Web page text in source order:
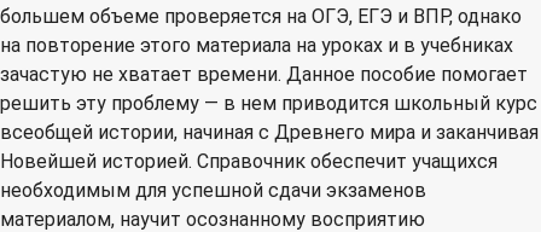
большем объеме проверяется на ОГЭ, ЕГЭ и ВПР, однако
на повторение этого материала на уроках и в учебниках
зачастую не хватает времени. Данное пособие помогает
решить эту проблему — в нем приводится школьный курс
всеобщей истории, начиная с Древнего мира и заканчивая
Новейшей историей. Справочник обеспечит учащихся
необходимым для успешной сдачи экзаменов
материалом, научит осознанному восприятию